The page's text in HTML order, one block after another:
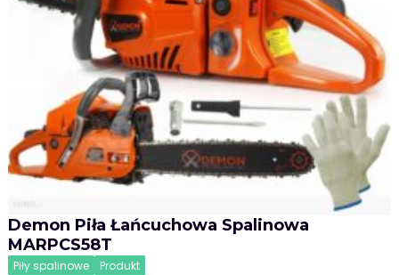
Demon Piła Łańcuchowa Spalinowa
MARPCS58T
Piły spalinowe Produkt